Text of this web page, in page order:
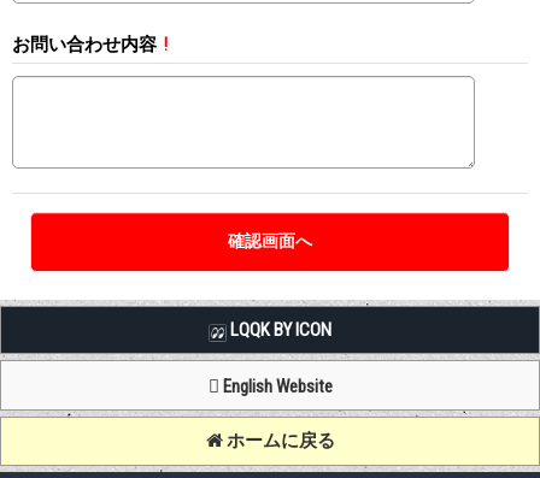
お問い合わせ内容 !
LQQK BY ICON
English Website
ホームに戻る